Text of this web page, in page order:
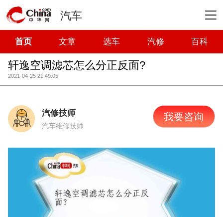
汽车
首页 文章 选车 汽修 百科
轩逸空调滤芯怎么分正反面?
2021-04-25 21:49:05
汽修技师
汽车维修技师
我要咨询